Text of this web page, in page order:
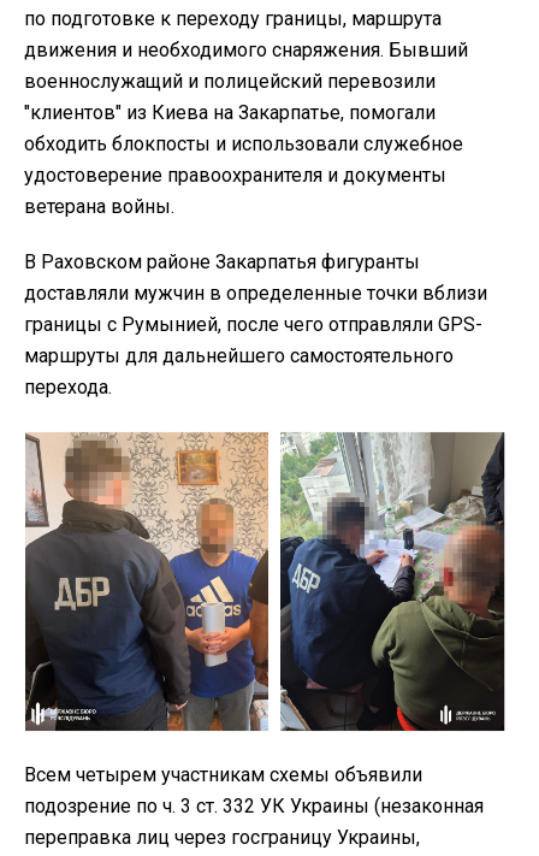
по подготовке к переходу границы, маршрута
движения и необходимого снаряжения. Бывший
военнослужащий и полицейский перевозили
"клиентов" из Киева на Закарпатье, помогали
обходить блокпосты и использовали служебное
удостоверение правоохранителя и документы
ветерана войны.
В Раховском районе Закарпатья фигуранты
доставляли мужчин в определенные точки вблизи
границы с Румынией, после чего отправляли GPS-
маршруты для дальнейшего самостоятельного
перехода.
Всем четырем участникам схемы объявили
подозрение по ч. 3 ст. 332 УК Украины (незаконная
переправка лиц через госграницу Украины,